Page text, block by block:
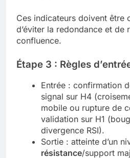
Ces indicateurs doivent être
d’éviter la redondance et de
confluence.
Étape 3 : Règles
Entrée : confirmation
signal sur H4
mobile ou rupture de
validation sur H1
divergence RSI).
Sortie : atteinte d’un
résistance/support